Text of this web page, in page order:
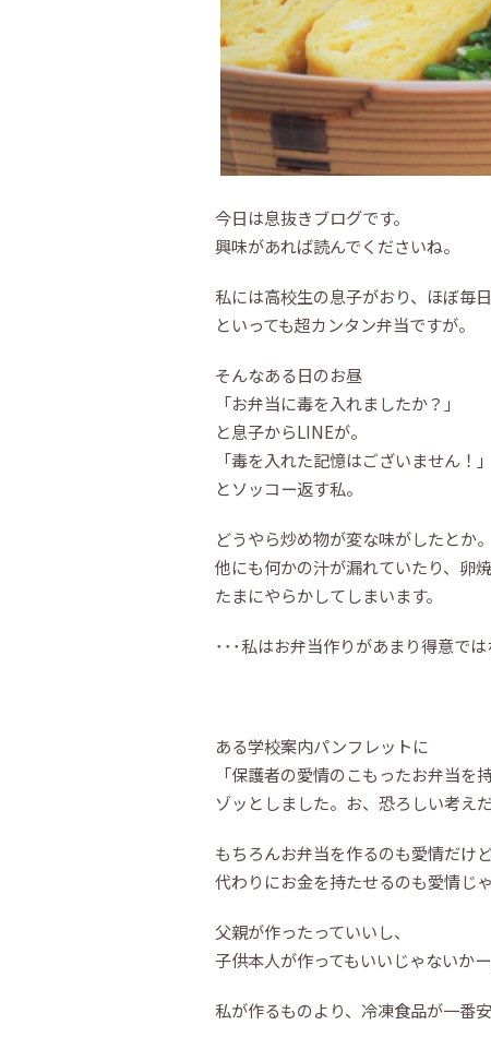
今日は息抜きブログです。
興味があれば読んでくださいね。
私には高校生の息子がおり、ほぼ毎
といっても超カンタン弁当ですが。
そんなある日のお昼
「お弁当に毒を入れましたか？」
と息子からLINEが。
「毒を入れた記憶はございません！」
とソッコー返す私。
どうやら炒め物が変な味がしたとか
他にも何かの汁が漏れていたり、卵
たまにやらかしてしまいます。
･･･私はお弁当作りがあまり得意では
ある学校案内パンフレットに
「保護者の愛情のこもったお弁当を
ゾッとしました。お、恐ろしい考え
もちろんお弁当を作るのも愛情だけど
代わりにお金を持たせるのも愛情じ
父親が作ったっていいし、
子供本人が作ってもいいじゃないかー
私が作るものより、冷凍食品が一番